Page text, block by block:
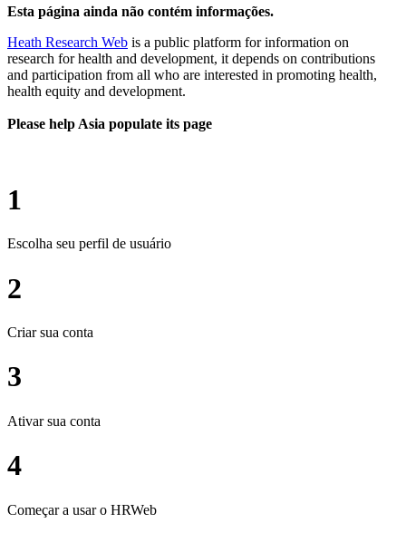
Esta página ainda não contém informações.
Heath Research Web is a public platform for information on
research for health and development, it depends on contributions
and participation from all who are interested in promoting health,
health equity and development.
Please help Asia populate its page
1
Escolha seu perfil de usuário
2
Criar sua conta
3
Ativar sua conta
4
Começar a usar o HRWeb